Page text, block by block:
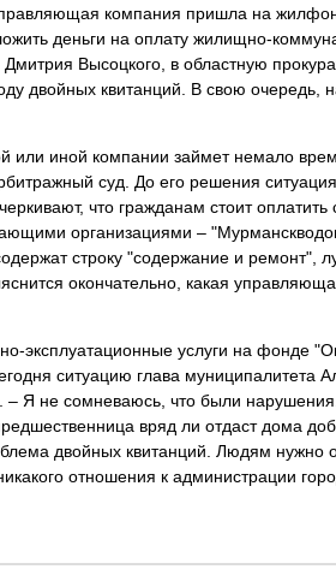
компания пришла на
деньги на оплату жилищно-
Высоцкого, в областную
двойных квитанций. В свою очередь,
или иной компании займет немало
суд. До его решения
что гражданам стоит оплатить
организациями –
строку "содержание и ремонт",
окончательно, какая
эксплуатационные услуги на фонде
ситуацию глава муниципалитета
– Я не сомневаюсь, что были
вряд ли отдаст дома
двойных квитанций. Людям нужно
отношения к администрации